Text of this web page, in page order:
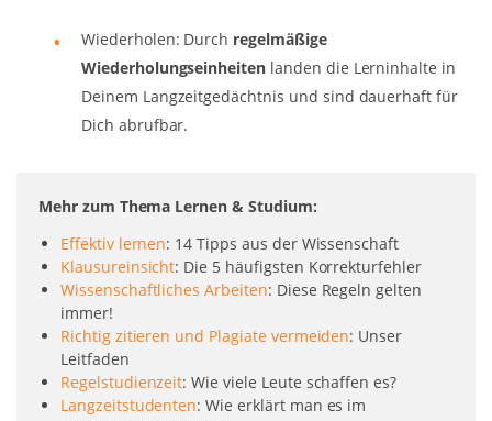
Wiederholen: Durch regelmäßige
Wiederholungseinheiten landen die Lerninhalte in
Deinem Langzeitgedächtnis und sind dauerhaft für
Dich abrufbar.
Mehr zum Thema Lernen & Studium:
Effektiv lernen: 14 Tipps aus der Wissenschaft
Klausureinsicht: Die 5 häufigsten Korrekturfehler
Wissenschaftliches Arbeiten: Diese Regeln gelten
immer!
Richtig zitieren und Plagiate vermeiden: Unser
Leitfaden
Regelstudienzeit: Wie viele Leute schaffen es?
Langzeitstudenten: Wie erklärt man es im